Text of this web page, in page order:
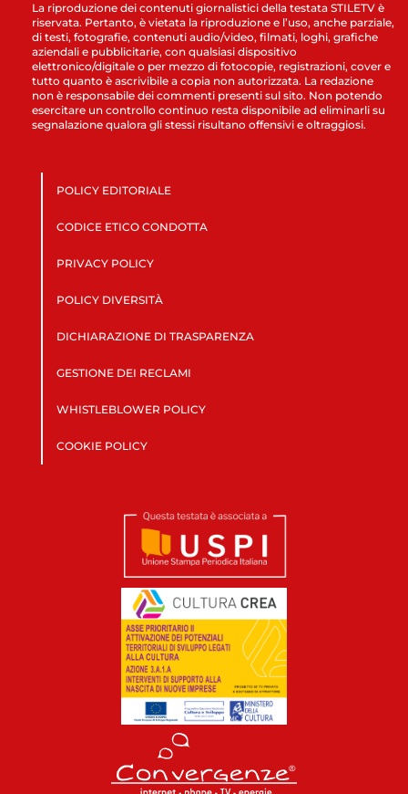
La riproduzione dei contenuti giornalistici della testata STILETV è
riservata. Pertanto, è vietata la riproduzione e l’uso, anche parziale,
di testi, fotografie, contenuti audio/video, filmati, loghi, grafiche
aziendali e pubblicitarie, con qualsiasi dispositivo
elettronico/digitale o per mezzo di fotocopie, registrazioni, cover e
tutto quanto è ascrivibile a copia non autorizzata. La redazione
non è responsabile dei commenti presenti sul sito. Non potendo
esercitare un controllo continuo resta disponibile ad eliminarli su
segnalazione qualora gli stessi risultano offensivi e oltraggiosi.
POLICY EDITORIALE
CODICE ETICO CONDOTTA
PRIVACY POLICY
POLICY DIVERSITÀ
DICHIARAZIONE DI TRASPARENZA
GESTIONE DEI RECLAMI
WHISTLEBLOWER POLICY
COOKIE POLICY